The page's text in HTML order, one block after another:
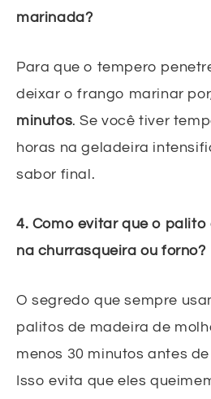
marinada?
Para que o tempero
deixar o frango marinar
minutos. Se você tiver
horas na geladeira
sabor final.
4. Como evitar que o
na churrasqueira ou forno?
O segredo que sempre
palitos de madeira de
menos 30 minutos antes
Isso evita que eles